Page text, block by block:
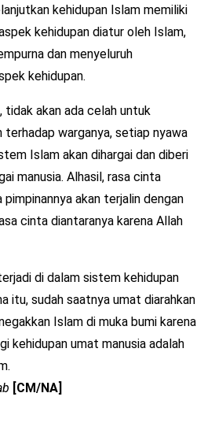
kehidupan Islam memiliki
kehidupan diatur oleh Islam,
dan menyeluruh
kehidupan.
tidak akan ada celah untuk
terhadap warganya, setiap nyawa
Islam akan dihargai dan diberi
manusia. Alhasil, rasa cinta
akan terjalin dengan
cinta diantaranya karena Allah
di dalam sistem kehidupan
itu, sudah saatnya umat diarahkan
Islam di muka bumi karena
kehidupan umat manusia adalah
[CM/NA]